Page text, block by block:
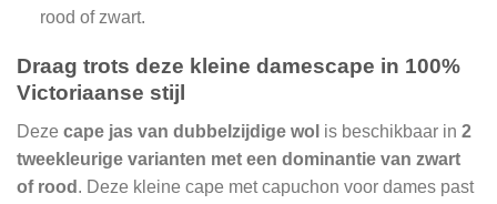
rood of zwart.
Draag trots deze kleine damescape in 100%
Victoriaanse stijl
Deze cape jas van dubbelzijdige wol is beschikbaar in 2
tweekleurige varianten met een dominantie van zwart
of rood . Deze kleine cape met capuchon voor dames past